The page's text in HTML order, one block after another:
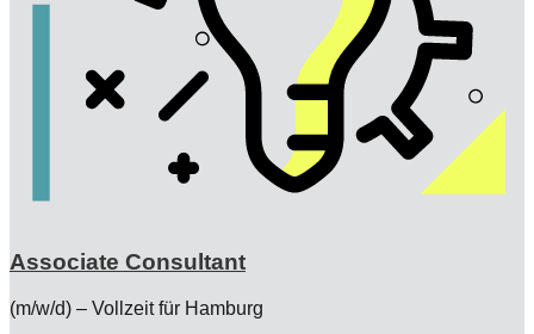
Associate Consultant
(m/w/d) – Vollzeit für Hamburg